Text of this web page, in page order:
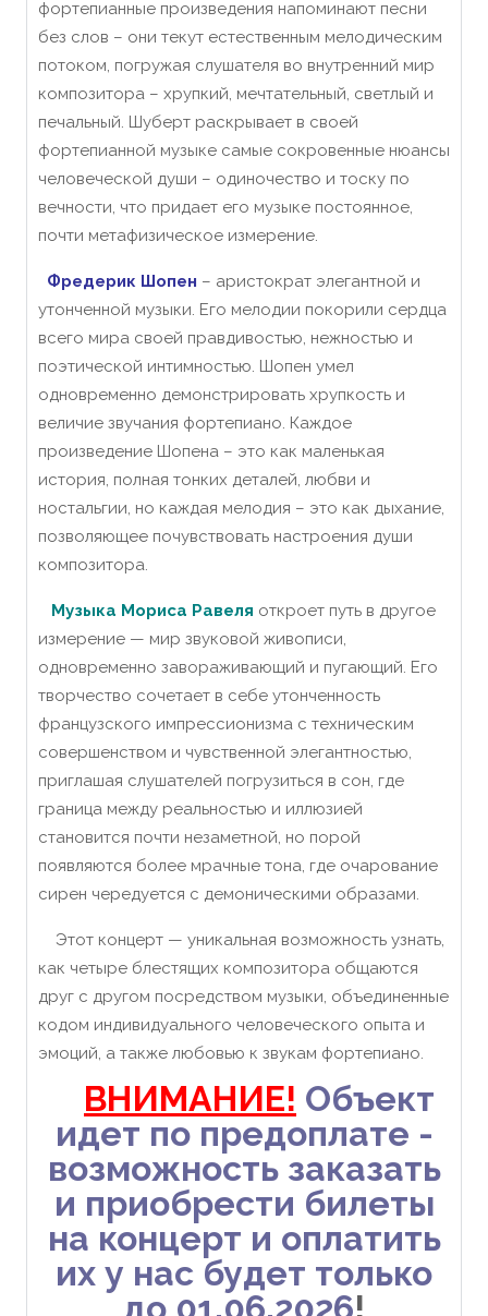
фортепианные произведения напоминают песни
без слов – они текут естественным мелодическим
потоком, погружая слушателя во внутренний мир
композитора – хрупкий, мечтательный, светлый и
печальный. Шуберт раскрывает в своей
фортепианной музыке самые сокровенные нюансы
человеческой души – одиночество и тоску по
вечности, что придает его музыке постоянное,
почти метафизическое измерение.
Фредерик Шопен – аристократ элегантной и
утонченной музыки. Его мелодии покорили сердца
всего мира своей правдивостью, нежностью и
поэтической интимностью. Шопен умел
одновременно демонстрировать хрупкость и
величие звучания фортепиано. Каждое
произведение Шопена – это как маленькая
история, полная тонких деталей, любви и
ностальгии, но каждая мелодия – это как дыхание,
позволяющее почувствовать настроения души
композитора.
Музыка Мориса Равеля откроет путь в другое
измерение — мир звуковой живописи,
одновременно завораживающий и пугающий. Его
творчество сочетает в себе утонченность
французского импрессионизма с техническим
совершенством и чувственной элегантностью,
приглашая слушателей погрузиться в сон, где
граница между реальностью и иллюзией
становится почти незаметной, но порой
появляются более мрачные тона, где очарование
сирен чередуется с демоническими образами.
Этот концерт — уникальная возможность узнать,
как четыре блестящих композитора общаются
друг с другом посредством музыки, объединенные
кодом индивидуального человеческого опыта и
эмоций, а также любовью к звукам фортепиано.
ВНИМАНИЕ! Объект
идет по предоплате -
возможность заказать
и приобрести билеты
на концерт и оплатить
их у нас будет только
до 01.06.2026!